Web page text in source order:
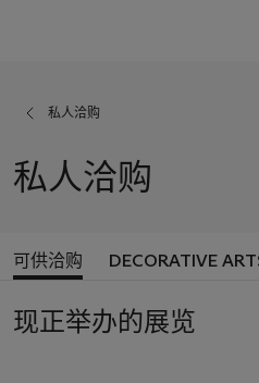
私人洽购
私人洽购
可供洽购 DECORATIVE
现正举办的展览